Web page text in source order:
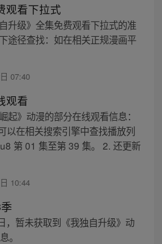
观看下拉式
升级》全集免费观看下拉式的准
途径查找：如在相关正规漫画平
07:40
观看
起》动漫的部分在线观看信息：
以在相关搜索引擎中查找播放列
第 01 集至第 39 集。 2. 还更新
10:44
，暂未获取到《我独自升级》动
。